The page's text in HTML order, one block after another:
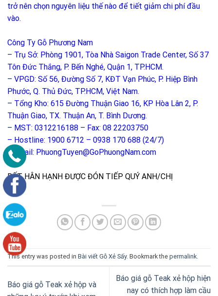
trở nên chọn nguyên liệu thế nào để tiết giảm chi phí đầu
vào.
Công Ty Gỗ Phương Nam
– Trụ Sở: Phòng 1901, Tòa Nhà Saigon Trade Center, Số 37
Tôn Đức Thắng, P. Bến Nghé, Quận 1, TP.HCM.
– VPGD: Số 56, Đường Số 7, KĐT Vạn Phúc, P. Hiệp Bình
Phước, Q. Thủ Đức, TP.HCM, Việt Nam.
– Tổng Kho: 615 Đường Thuận Giao 16, KP Hòa Lân 2, P.
Thuận Giao, TX. Thuận An, T. Bình Dương.
– MST: 0312216188 – Fax: 08 22203750
– Hostline: 1900 6712 – 0938 170 688 (24/7)
– Email: PhuongTuyen@GoPhuongNam.com
RẤT HÂN HẠNH ĐƯỢC ĐÓN TIẾP QUÝ ANH/CHỊ
This entry was posted in Bài viết Gỗ Xẻ Sấy. Bookmark the permalink.
Báo giá gỗ Teak xẻ hộp và
Báo giá gỗ Teak xẻ hộp hiện
nay có thích hợp làm cầu